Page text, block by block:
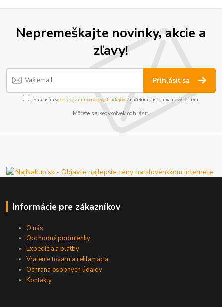
Nepremeškajte novinky, akcie a
zľavy!
Prihlásiť sa
Súhlasím sospracovaním osobných údajov za účelom zasielania newslettera.
Môžete sa kedykoľvek odhlásiť.
Informácie pre zákazníkov
O nás
Obchodné podmienky
Expedícia a platby
Vrátenie tovaru a reklamácia
Ochrana osobných údajov
Kontakty